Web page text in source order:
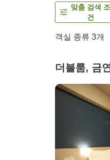
맞춤 검색 조
건
객실 종류 3개
더블룸, 금